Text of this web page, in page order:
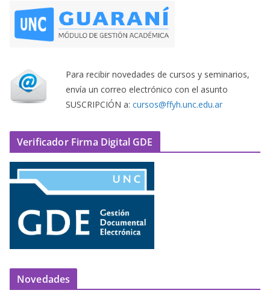
Para recibir novedades de cursos y seminarios,
envía un correo electrónico con el asunto
SUSCRIPCIÓN a: cursos@ffyh.unc.edu.ar
Verificador Firma Digital GDE
Novedades